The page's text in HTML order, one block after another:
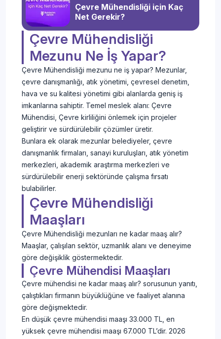
Çevre Mühendisliği için Kaç
Net Gerekir?
Çevre Mühendisliği
Mezunu Ne İş Yapar?
Çevre Mühendisliği mezunu ne iş yapar? Mezunlar,
çevre danışmanlığı, atık yönetimi, çevresel denetim,
hava ve su kalitesi yönetimi gibi alanlarda geniş iş
imkanlarına sahiptir. Temel meslek alanı: Çevre
Mühendisi, Çevre kirliliğini önlemek için projeler
geliştirir ve sürdürülebilir çözümler üretir.
Bunlara ek olarak mezunlar belediyeler, çevre
danışmanlık firmaları, sanayi kuruluşları, atık yönetim
merkezleri, akademik araştırma merkezleri ve
sürdürülebilir enerji sektöründe çalışma fırsatı
bulabilirler.
Çevre Mühendisliği
Maaşları
Çevre Mühendisliği mezunları ne kadar maaş alır?
Maaşlar, çalışılan sektör, uzmanlık alanı ve deneyime
göre değişiklik göstermektedir.
Çevre Mühendisi Maaşları
Çevre mühendisi ne kadar maaş alır? sorusunun yanıtı,
çalıştıkları firmanın büyüklüğüne ve faaliyet alanına
göre değişmektedir.
En düşük çevre mühendisi maaşı 33.000 TL, en
yüksek çevre mühendisi maaşı 67.000 TL’dir. 2026